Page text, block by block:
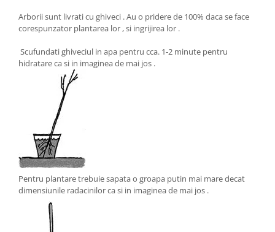
Arborii sunt livrati cu ghiveci . Au o pridere de 100% daca se face
corespunzator plantarea lor , si ingrijirea lor .
Scufundati ghiveciul in apa pentru cca. 1-2 minute pentru
hidratare ca si in imaginea de mai jos .
Pentru plantare trebuie sapata o groapa putin mai mare decat
dimensiunile radacinilor ca si in imaginea de mai jos .